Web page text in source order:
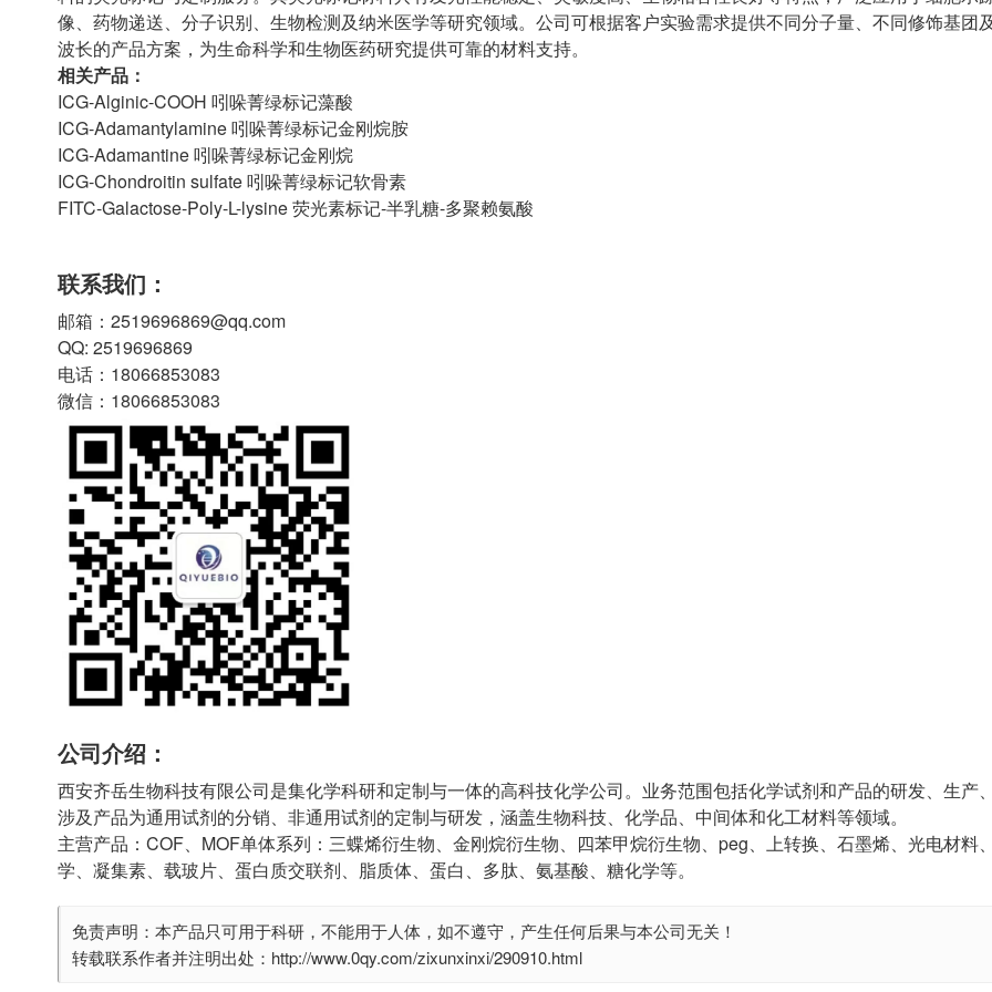
像、药物递送、分子识别、生物检测及纳米医学等研究领域。公司可根据客户实验需求提供不同分子量、不同修饰基团
波长的产品方案，为生命科学和生物医药研究提供可靠的材料支持。
相关产品：
ICG-Alginic-COOH 吲哚菁绿标记藻酸
ICG-Adamantylamine 吲哚菁绿标记金刚烷胺
ICG-Adamantine 吲哚菁绿标记金刚烷
ICG-Chondroitin sulfate 吲哚菁绿标记软骨素
FITC-‌Galactose-Poly-L-lysine 荧光素标记-半乳糖-多聚赖氨酸
联系我们：
邮箱：2519696869@qq.com
QQ: 2519696869
电话：18066853083
微信：18066853083
公司介绍：
西安齐岳生物科技有限公司是集化学科研和定制与一体的高科技化学公司。业务范围包括化学试剂和产品的研发、生产、
涉及产品为通用试剂的分销、非通用试剂的定制与研发，涵盖生物科技、化学品、中间体和化工材料等领域。
主营产品：COF、MOF单体系列：三蝶烯衍生物、金刚烷衍生物、四苯甲烷衍生物、peg、上转换、石墨烯、光电材料
学、凝集素、载玻片、蛋白质交联剂、脂质体、蛋白、多肽、氨基酸、糖化学等。
免责声明：本产品只可用于科研，不能用于人体，如不遵守，产生任何后果与本公司无关！
转载联系作者并注明出处：http://www.0qy.com/zixunxinxi/290910.html